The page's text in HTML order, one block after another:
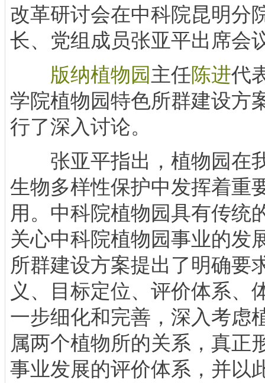
改革研讨会在中科院昆明分
长、党组成员张亚平出席会
版纳植物园 主任陈进代
学院植物园特色所群建设方
行了深入讨论。
张亚平指出，植物园在
生物多样性保护中发挥着重
用。中科院植物园具有传统
关心中科院植物园事业的发
所群建设方案提出了明确要
义、目标定位、评价体系、
一步细化和完善，深入考虑
属两个植物所的关系，真正
事业发展的评价体系，并以